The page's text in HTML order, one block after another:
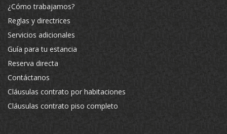
¿Cómo trabajamos?
Reglas y directrices
Servicios adicionales
Guía para tu estancia
Reserva directa
Contáctanos
Cláusulas contrato por habitaciones
Cláusulas contrato piso completo